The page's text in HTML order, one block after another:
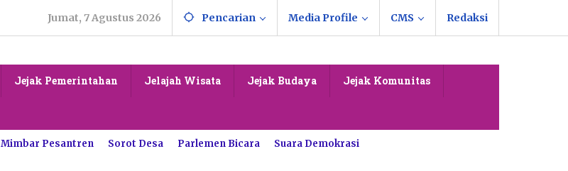
Jumat, 7 Agustus 2026 Pencarian Media Profile CMS Redaksi
Jejak Pemerintahan Jelajah Wisata Jejak Budaya Jejak Komunitas
Mimbar Pesantren Sorot Desa Parlemen Bicara Suara Demokrasi